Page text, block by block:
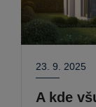
23. 9. 2025
A kde